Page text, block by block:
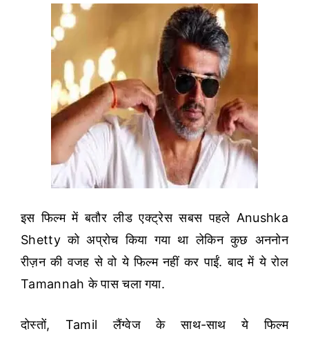
इस फिल्म में बतौर लीड एक्ट्रेस सबस पहले Anushka
Shetty को अप्रोच किया गया था लेकिन कुछ अननोन
रीज़न की वजह से वो ये फिल्म नहीं कर पाईं. बाद में ये रोल
Tamannah के पास चला गया.
दोस्तों, Tamil लैंग्वेज के साथ-साथ ये फिल्म